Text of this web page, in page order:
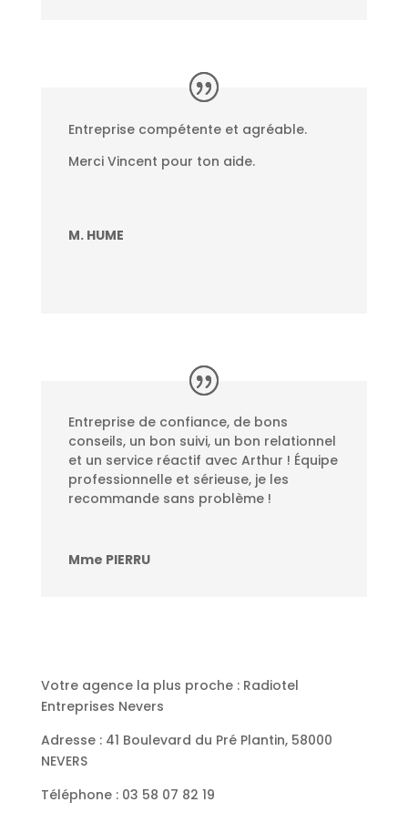
Entreprise compétente et agréable.
Merci Vincent pour ton aide.
M. HUME
Entreprise de confiance, de bons
conseils, un bon suivi, un bon relationnel
et un service réactif avec Arthur ! Équipe
professionnelle et sérieuse, je les
recommande sans problème !
Mme PIERRU
Votre agence la plus proche : Radiotel
Entreprises Nevers
Adresse : 41 Boulevard du Pré Plantin, 58000
NEVERS
Téléphone : 03 58 07 82 19